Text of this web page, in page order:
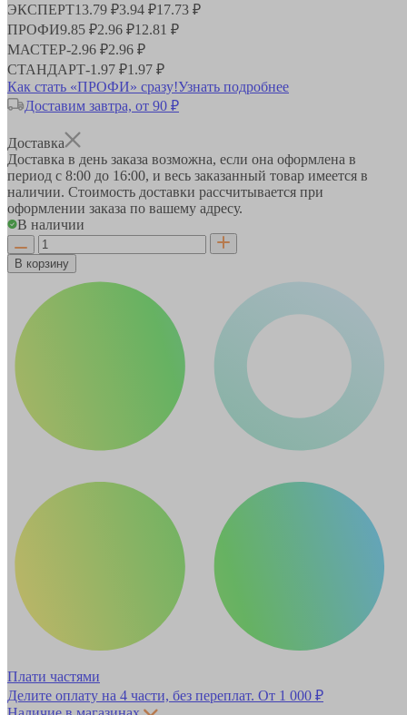
ЭКСПЕРТ13.79 ₽3.94 ₽17.73 ₽
ПРОФИ9.85 ₽2.96 ₽12.81 ₽
МАСТЕР-2.96 ₽2.96 ₽
СТАНДАРТ-1.97 ₽1.97 ₽
Как стать «ПРОФИ» сразу!Узнать подробнее
Доставим завтра, от 90 ₽
Доставка
Доставка в день заказа возможна, если она оформлена в
период с 8:00 до 16:00, и весь заказанный товар имеется в
наличии. Стоимость доставки рассчитывается при
оформлении заказа по вашему адресу.
В наличии
В корзину
Плати частями
Делите оплату на 4 части, без переплат. От 1 000 ₽